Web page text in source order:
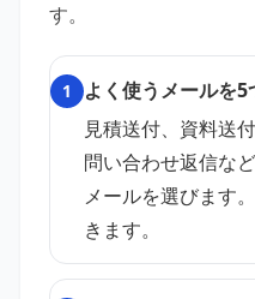
す。
1
よく使うメールを
見積送付、資料送
問い合わせ返信な
メールを選びます
きます。